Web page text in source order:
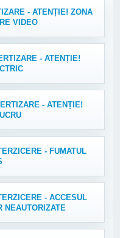
- ATENȚIE! ZONA
VIDEO
- ATENȚIE!
- ATENȚIE!
- FUMATUL
- ACCESUL
NEAUTORIZATE